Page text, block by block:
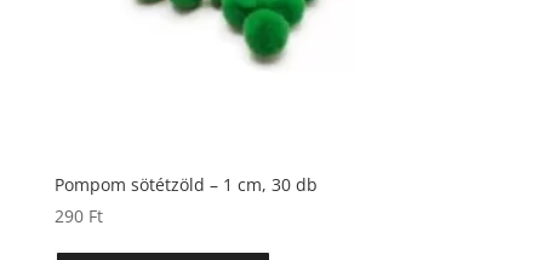
Pompom sötétzöld – 1 cm, 30 db
290 Ft